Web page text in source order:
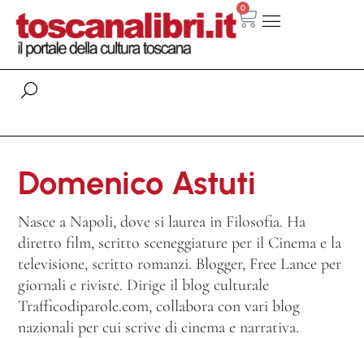
0
Domenico Astuti
Nasce a Napoli, dove si laurea in Filosofia. Ha
diretto film, scritto sceneggiature per il Cinema e la
televisione, scritto romanzi. Blogger, Free Lance per
giornali e riviste. Dirige il blog culturale
Trafficodiparole.com, collabora con vari blog
nazionali per cui scrive di cinema e narrativa.